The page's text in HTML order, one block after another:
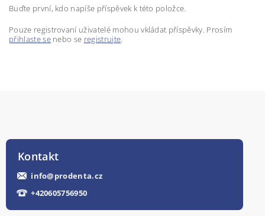
Buďte první, kdo napíše příspěvek k této položce.
Pouze registrovaní uživatelé mohou vkládat příspěvky. Prosím
přihlaste senebo se registrujte.
Kontakt
info@prodenta.cz
+420605756950